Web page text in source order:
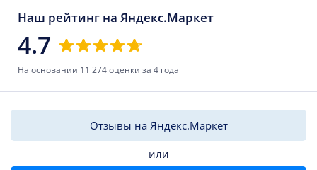
Наш рейтинг на Яндекс.Маркет
4.7
На основании 11 274 оценки за 4 года
Отзывы на Яндекс.Маркет
или